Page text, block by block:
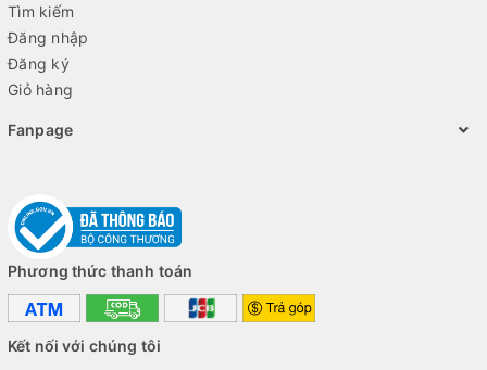
Tìm kiếm
Đăng nhập
Đăng ký
Giỏ hàng
Fanpage
Phương thức thanh toán
Kết nối với chúng tôi